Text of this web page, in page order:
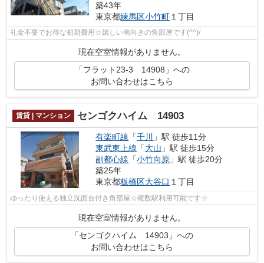
築43年
東京都練馬区小竹町 １丁目
礼金不要でお得な初期費用☆嬉しい南向きの角部屋です(^^)/
現在空室情報がありません。
「フラット23-3 14908」への
お問い合わせはこちら
賃貸 | マンション センゴクハイム 14903
有楽町線 「千川
」駅 徒歩11分
東武東上線 「大山 」駅 徒歩15分
副都心線 「小竹向原 」駅 徒歩20分
築25年
東京都板橋区大谷口 １丁目
ゆったり使える独立洗面台付き角部屋☆複数駅利用可能です☆
現在空室情報がありません。
「センゴクハイム 14903」への
お問い合わせはこちら